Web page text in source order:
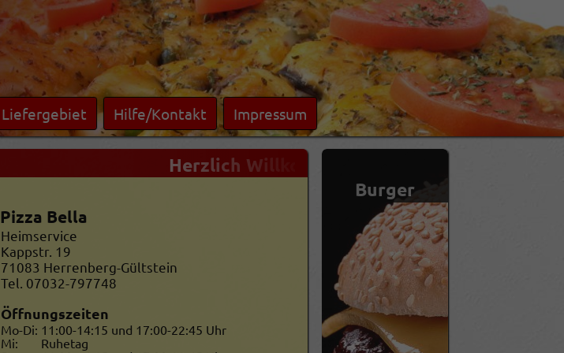
Liefergebiet Hilfe/Kontakt Impressum
Burger
Herzlich Willkommen in unserem Onlineshop
Pizza Bella
Heimservice
Kappstr. 19
71083 Herrenberg-Gültstein
Tel. 07032-797748
Öffnungszeiten
Mo-Di: 11:00-14:15 und 17:00-22:45 Uhr
Mi:
Ruhetag